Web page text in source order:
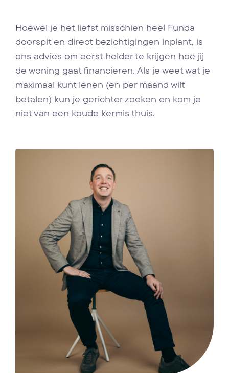
Hoewel je het liefst misschien heel Funda
doorspit en direct bezichtigingen inplant, is
ons advies om eerst helder te krijgen hoe jij
de woning gaat financieren. Als je weet wat je
maximaal kunt lenen (en per maand wilt
betalen) kun je gerichter zoeken en kom je
niet van een koude kermis thuis.